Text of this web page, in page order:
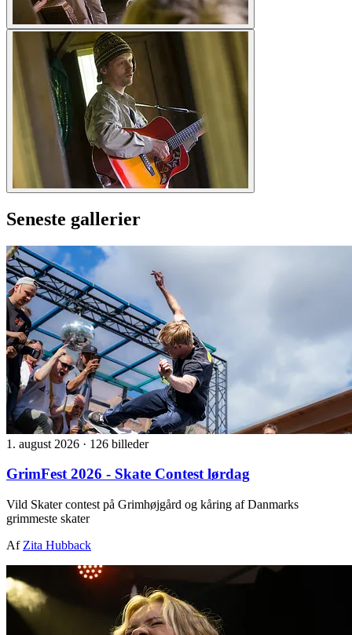
Seneste gallerier
1. august 2026 · 126 billeder
GrimFest 2026 - Skate Contest lørdag
Vild Skater contest på Grimhøjgård og kåring af Danmarks
grimmeste skater
Af Zita Hubback